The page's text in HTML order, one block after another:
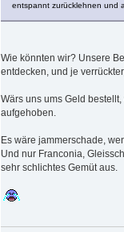
entspannt zurücklehnen und
Wie könnten wir? Unsere
entdecken, und je
Wärs uns ums Geld
aufgehoben.
Es wäre jammerschade,
Und nur Franconia,
sehr schlichtes Gemüt aus.